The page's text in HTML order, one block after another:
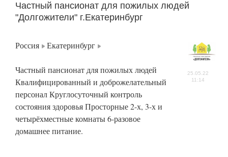
Частный пансионат для пожилых людей
"Долгожители" г.Екатеринбург
Россия Екатеринбург
Частный пансионат для пожилых людей
Квалифицированный и доброжелательный
персонал Круглосуточный контроль
состояния здоровья Просторные 2-х, 3-х и
четырёхместные комнаты 6-разовое
домашнее питание.
25.05.22
11:14